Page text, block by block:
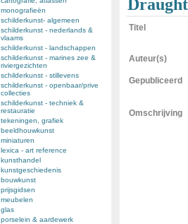
monografieën
schilderkunst- algemeen
schilderkunst - nederlands &
vlaams
schilderkunst - landschappen
schilderkunst - marines zee &
riviergezichten
schilderkunst - stillevens
schilderkunst - openbaar/prive
collecties
schilderkunst - techniek &
restauratie
tekeningen, grafiek
beeldhouwkunst
miniaturen
lexica - art reference
kunsthandel
kunstgeschiedenis
bouwkunst
prijsgidsen
meubelen
glas
porselein & aardewerk
Titel
Auteur(s)
Gepubliceerd
Omschrijving